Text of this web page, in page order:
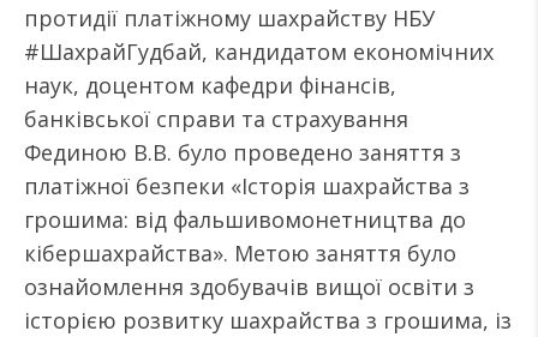
протидії платіжному шахрайству НБУ
#ШахрайГудбай, кандидатом економічних
наук, доцентом кафедри фінансів,
банківської справи та страхування
Фединою В.В. було проведено заняття з
платіжної безпеки «Історія шахрайства з
грошима: від фальшивомонетництва до
кібершахрайства». Метою заняття було
ознайомлення здобувачів вищої освіти з
історією розвитку шахрайства з грошима, із